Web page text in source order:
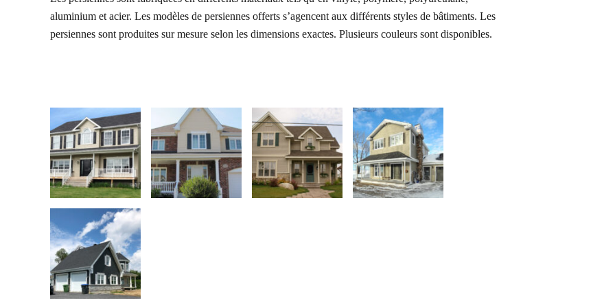
aluminium et acier. Les modèles de persiennes offerts s’agencent aux différents styles de bâtiments. Les
persiennes sont produites sur mesure selon les dimensions exactes. Plusieurs couleurs sont disponibles.